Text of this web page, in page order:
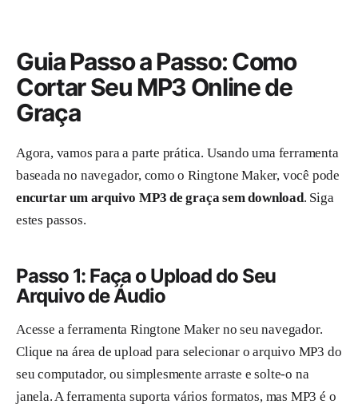
Guia Passo a Passo: Como
Cortar Seu MP3 Online de
Graça
Agora, vamos para a parte prática. Usando uma ferramenta
baseada no navegador, como o Ringtone Maker, você pode
encurtar um arquivo MP3 de graça sem download. Siga
estes passos.
Passo 1: Faça o Upload do Seu
Arquivo de Áudio
Acesse a ferramenta Ringtone Maker no seu navegador.
Clique na área de upload para selecionar o arquivo MP3 do
seu computador, ou simplesmente arraste e solte-o na
janela. A ferramenta suporta vários formatos, mas MP3 é o